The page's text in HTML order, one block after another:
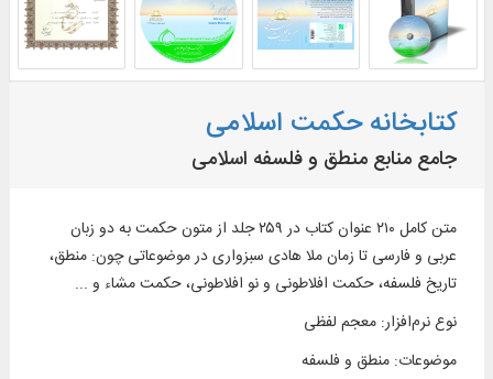
کتابخانه حکمت اسلامی
جامع منابع منطق و فلسفه اسلامی
متن کامل ۲۱۰ عنوان کتاب در ۲۵۹ جلد از متون حکمت به دو زبان
عربی و فارسی تا زمان ملا هادی سبزواری در موضوعاتی چون: منطق،
تاریخ فلسفه، حکمت افلاطونی و نو افلاطونی، حکمت مشاء و ...
نوع نرم‌افزار:معجم لفظی
موضوعات:منطق و فلسفه